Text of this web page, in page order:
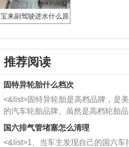
宝来副驾驶进水什么原
推荐阅读
固特异轮胎什么档次
<&list>固特异轮胎是高档品牌，是美
的汽车轮胎品牌。虽然是高档轮胎品
牌，但是中高低端的轮胎都有生产，
也是为了更好的开拓市场。
国六排气管堵塞怎么清理
<&list>1、当车主发现自己的国六车